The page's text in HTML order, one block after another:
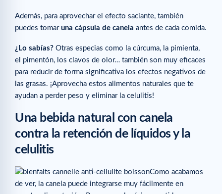
Además, para aprovechar el efecto saciante, también
puedes tomar una cápsula de canela antes de cada comida.
¿Lo sabías? Otras especias como la cúrcuma, la pimienta,
el pimentón, los clavos de olor… también son muy eficaces
para reducir de forma significativa los efectos negativos de
las grasas. ¡Aprovecha estos alimentos naturales que te
ayudan a perder peso y eliminar la celulitis!
Una bebida natural con canela
contra la retención de líquidos y la
celulitis
Como acabamos
de ver, la canela puede integrarse muy fácilmente en